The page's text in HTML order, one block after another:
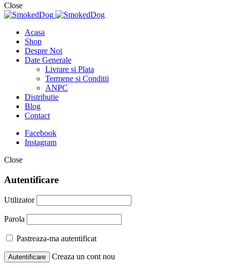
Close
Acasa
Shop
Despre Noi
Date Generale
Livrare si Plata
Termene si Conditii
ANPC
Distributie
Blog
Contact
Facebook
Instagram
Close
Autentificare
Utilizator
Parola
Pastreaza-ma autentificat
Autentificare Creaza un cont nou